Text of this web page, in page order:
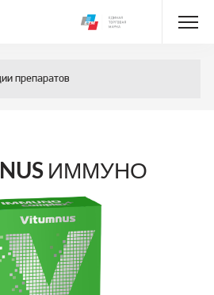
препаратов
ИММУНО